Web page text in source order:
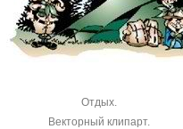
Отдых.
Векторный клипарт.